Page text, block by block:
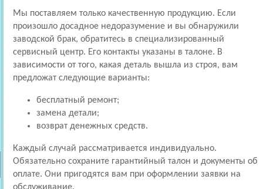
Мы поставляем только качественную продукцию. Если
произошло досадное недоразумение и вы обнаружили
заводской брак, обратитесь в специализированный
сервисный центр. Его контакты указаны в талоне. В
зависимости от того, какая деталь вышла из строя, вам
предложат следующие варианты:
бесплатный ремонт;
замена детали;
возврат денежных средств.
Каждый случай рассматривается индивидуально.
Обязательно сохраните гарантийный талон и документы об
оплате. Они пригодятся вам при оформлении заявки на